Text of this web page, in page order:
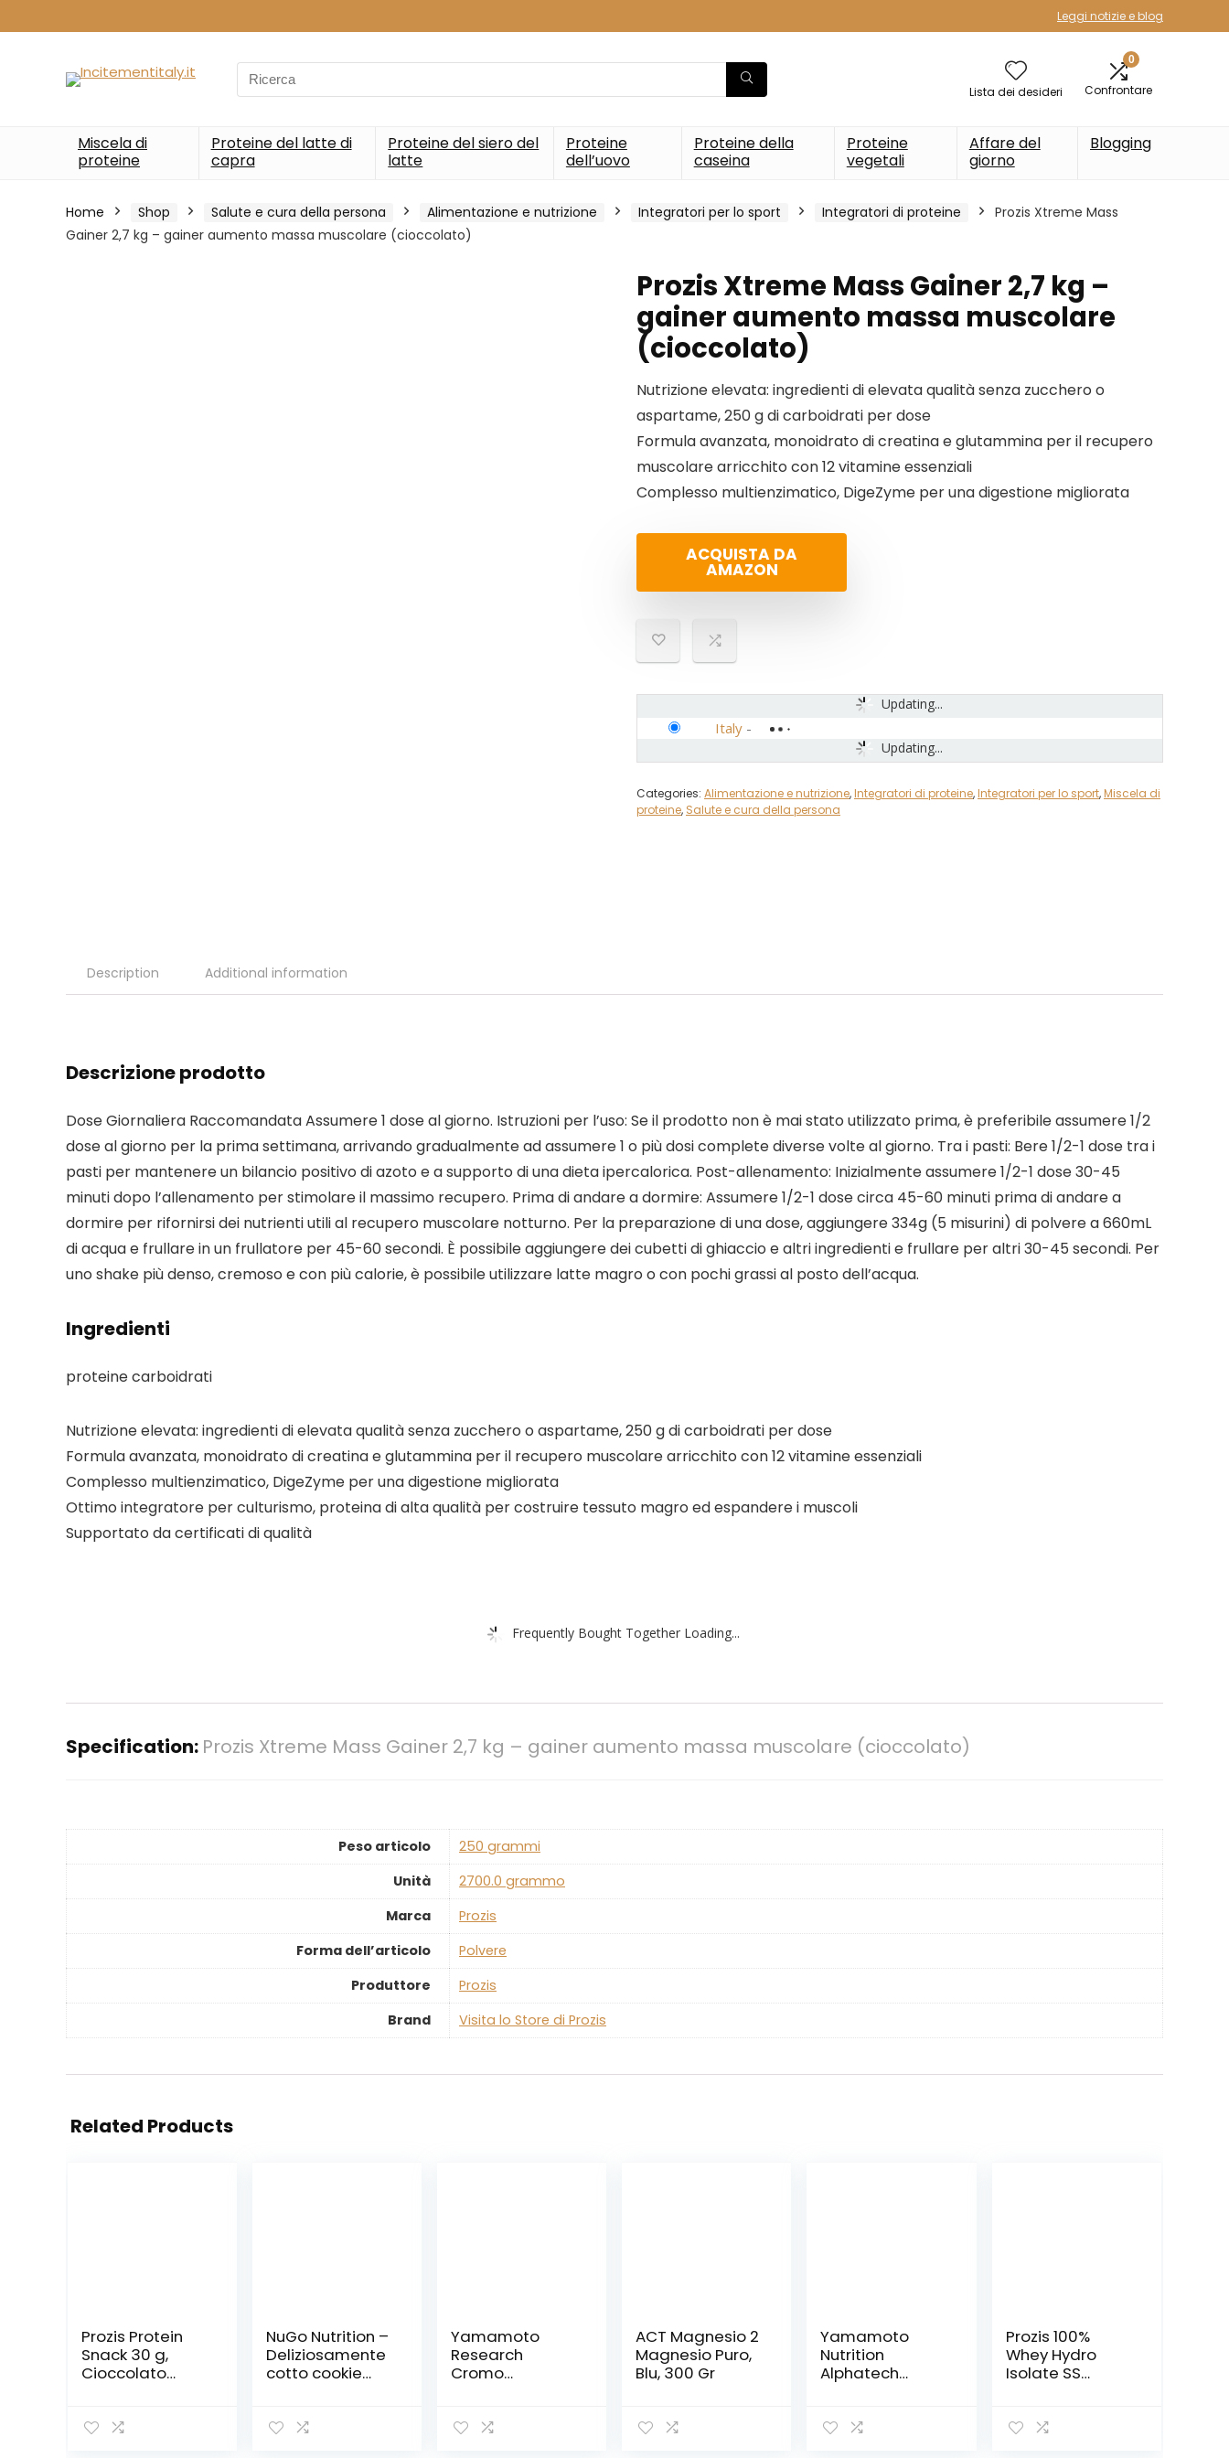
Leggi notizie e blog
Search
for:
Lista dei desideri
0
Confrontare
Miscela di
proteine
Proteine del latte di
capra
Proteine del siero del
latte
Proteine
dell’uovo
Proteine della
caseina
Proteine
vegetali
Affare del
giorno
Blogging
Home Shop Salute e cura della persona Alimentazione e nutrizione Integratori per lo sport Integratori di proteine
Prozis Xtreme Mass
Gainer 2,7 kg – gainer aumento massa muscolare (cioccolato)
Prozis Xtreme Mass Gainer 2,7 kg –
gainer aumento massa muscolare
(cioccolato)
Nutrizione elevata: ingredienti di elevata qualità senza zucchero o
aspartame, 250 g di carboidrati per dose
Formula avanzata, monoidrato di creatina e glutammina per il recupero
muscolare arricchito con 12 vitamine essenziali
Complesso multienzimatico, DigeZyme per una digestione migliorata
ACQUISTA DA
AMAZON
Updating...
Updating...
Italy -
Categories: Alimentazione e nutrizione,Integratori di proteine,Integratori per lo sport,Miscela di
proteine, Salute e cura della persona
Description Additional information
Descrizione prodotto
Dose Giornaliera Raccomandata Assumere 1 dose al giorno. Istruzioni per l’uso: Se il prodotto non è mai stato utilizzato prima, è preferibile assumere 1/2
dose al giorno per la prima settimana, arrivando gradualmente ad assumere 1 o più dosi complete diverse volte al giorno. Tra i pasti: Bere 1/2-1 dose tra i
pasti per mantenere un bilancio positivo di azoto e a supporto di una dieta ipercalorica. Post-allenamento: Inizialmente assumere 1/2-1 dose 30-45
minuti dopo l’allenamento per stimolare il massimo recupero. Prima di andare a dormire: Assumere 1/2-1 dose circa 45-60 minuti prima di andare a
dormire per rifornirsi dei nutrienti utili al recupero muscolare notturno. Per la preparazione di una dose, aggiungere 334g (5 misurini) di polvere a 660mL
di acqua e frullare in un frullatore per 45-60 secondi. È possibile aggiungere dei cubetti di ghiaccio e altri ingredienti e frullare per altri 30-45 secondi. Per
uno shake più denso, cremoso e con più calorie, è possibile utilizzare latte magro o con pochi grassi al posto dell’acqua.
Ingredienti
proteine carboidrati
Nutrizione elevata: ingredienti di elevata qualità senza zucchero o aspartame, 250 g di carboidrati per dose
Formula avanzata, monoidrato di creatina e glutammina per il recupero muscolare arricchito con 12 vitamine essenziali
Complesso multienzimatico, DigeZyme per una digestione migliorata
Ottimo integratore per culturismo, proteina di alta qualità per costruire tessuto magro ed espandere i muscoli
Supportato da certificati di qualità
Frequently Bought Together Loading...
Specification: Prozis Xtreme Mass Gainer 2,7 kg – gainer aumento massa muscolare (cioccolato)
Peso articolo
‎250 grammi
Unità
‎2700.0 grammo
Marca
‎Prozis
Forma dell’articolo
‎Polvere
Produttore
‎Prozis
Brand
Visita lo Store di Prozis
Related Products
Prozis Protein
Snack 30 g,
Cioccolato
12 Pezzi
NuGo Nutrition –
Deliziosamente
cotto cookie
fondente – 12
Yamamoto
Research
Cromo
Gr
ACT Magnesio 2
Magnesio Puro,
Blu, 300 Gr
Yamamoto
Nutrition
Alphatech
Prozis 100%
Whey Hydro
Isolate SS
Burro di Arachidi